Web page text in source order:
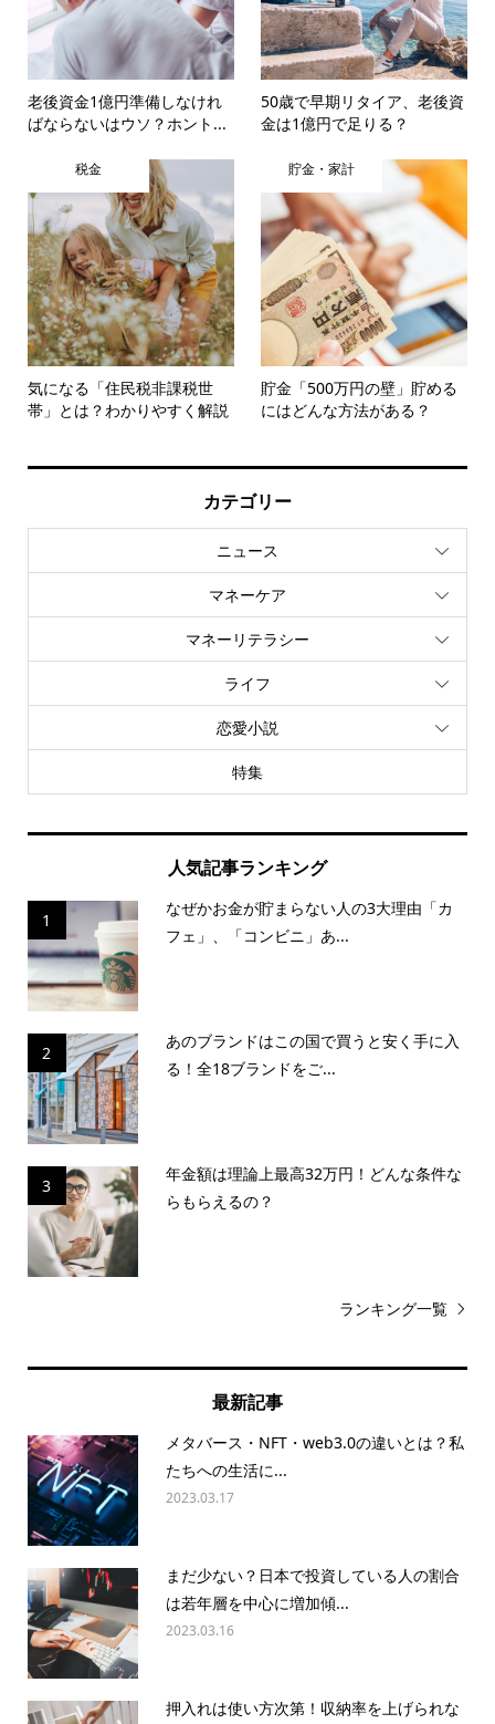
老後資金1億円準備しなけれ
ばならないはウソ？ホント...
50歳で早期リタイア、老後資
金は1億円で足りる？
税金
気になる「住民税非課税世
帯」とは？わかりやすく解説
貯金・家計
貯金「500万円の壁」貯める
にはどんな方法がある？
カテゴリー
ニュース
マネーケア
マネーリテラシー
ライフ
恋愛小説
特集
人気記事ランキング
1
なぜかお金が貯まらない人の3大理由「カ
フェ」、「コンビニ」あ...
2
あのブランドはこの国で買うと安く手に入
る！全18ブランドをご...
3
年金額は理論上最高32万円！どんな条件な
らもらえるの？
ランキング一覧
最新記事
メタバース・NFT・web3.0の違いとは？私
たちへの生活に...
2023.03.17
まだ少ない？日本で投資している人の割合
は若年層を中心に増加傾...
2023.03.16
押入れは使い方次第！収納率を上げられな